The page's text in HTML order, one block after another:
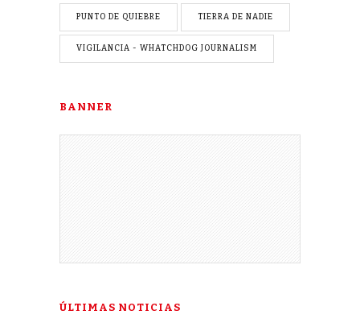
PUNTO DE QUIEBRE TIERRA DE NADIE
VIGILANCIA - WHATCHDOG JOURNALISM
BANNER
ÚLTIMAS NOTICIAS